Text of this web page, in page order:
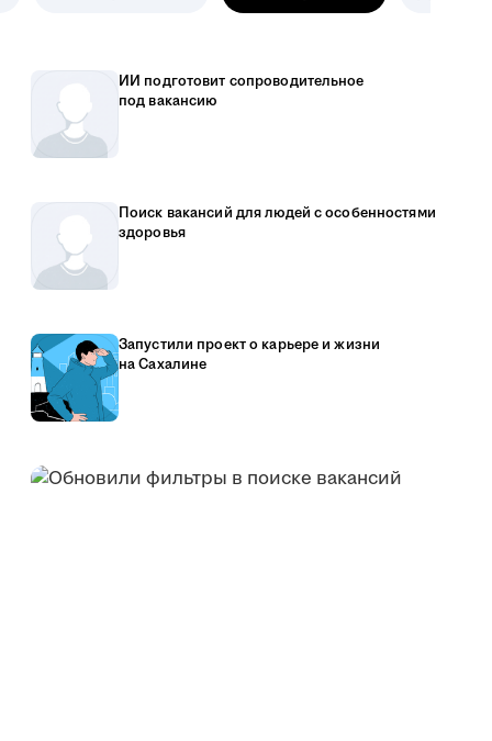
ИИ подготовит сопроводительное
под вакансию
Поиск вакансий для людей с особенностями
здоровья
Запустили проект о карьере и жизни
на Сахалине